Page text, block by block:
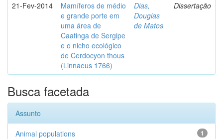
21-Fev-2014
Mamíferos de médio
e grande porte em
uma área de
Caatinga de Sergipe
e o nicho ecológico
de Cerdocyon thous
(Linnaeus 1766)
Dias,
Douglas
de Matos
Dissertação
Busca facetada
Assunto
1
Animal populations